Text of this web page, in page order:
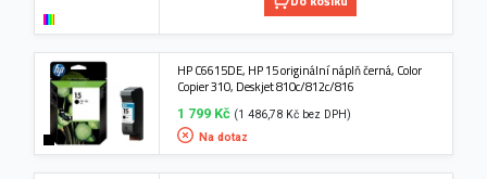
HP C6615DE, HP 15 originální náplň černá, Color
Copier 310, Deskjet 810c/812c/816
1 799 Kč (1 486,78 Kč bez DPH)
Na dotaz